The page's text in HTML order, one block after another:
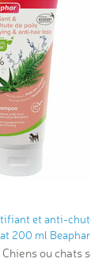
et anti-
200 ml Beaphar
ou chats